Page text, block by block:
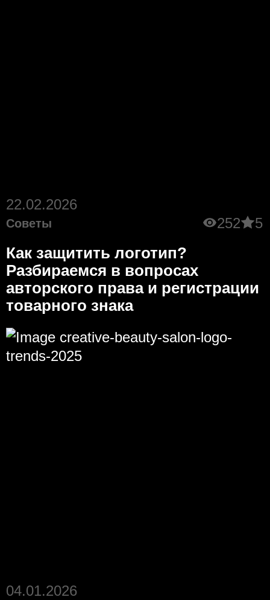
22.02.2026
Советы 252 5
Как защитить логотип?
Разбираемся в вопросах
авторского права и регистрации
товарного знака
04.01.2026